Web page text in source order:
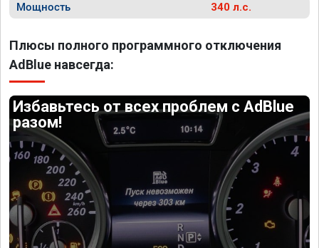
Мощность 340 л.с.
Плюсы полного программного отключения
AdBlue навсегда:
Избавьтесь от всех проблем с AdBlue
разом!